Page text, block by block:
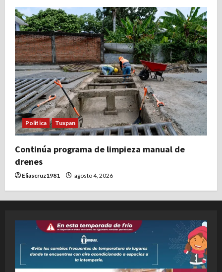
Politica Tuxpan
Continúa programa de limpieza manual de
drenes
Eliascruz1981 agosto 4, 2026